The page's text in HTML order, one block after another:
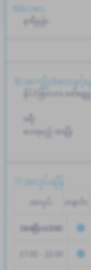
လစာ
နာရီနှုန်း
အကျိုးခံစားခွင့်မ
နိုင်ငံခြားသား ဖော်ရွေမှု
ခရီး
ပေးရမည့် အချိန်
အလုပ်ချိန်
အလုပ်
အချိန်ဇယား
တနင်္လာ
11:00 - 17:00